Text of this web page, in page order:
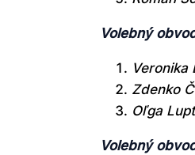
Volebný
Veronika
Zdenko
Oľga
Volebný